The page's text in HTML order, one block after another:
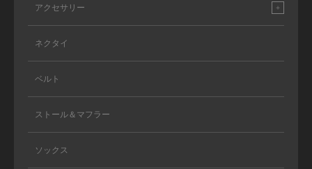
アクセサリー
ネクタイ
ベルト
ストール＆マフラー
ソックス